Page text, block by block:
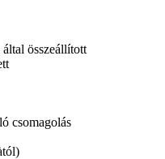
összeállított
csomagolás